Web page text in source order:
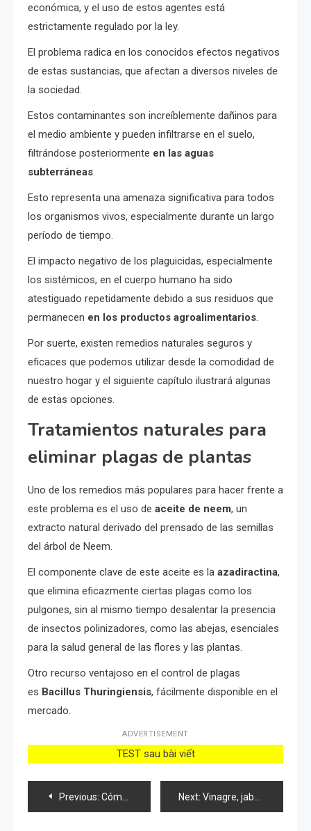
económica, y el uso de estos agentes está
estrictamente regulado por la ley.
El problema radica en los conocidos efectos negativos
de estas sustancias, que afectan a diversos niveles de
la sociedad.
Estos contaminantes son increíblemente dañinos para
el medio ambiente y pueden infiltrarse en el suelo,
filtrándose posteriormente en las aguas
subterráneas.
Esto representa una amenaza significativa para todos
los organismos vivos, especialmente durante un largo
período de tiempo.
El impacto negativo de los plaguicidas, especialmente
los sistémicos, en el cuerpo humano ha sido
atestiguado repetidamente debido a sus residuos que
permanecen en los productos agroalimentarios.
Por suerte, existen remedios naturales seguros y
eficaces que podemos utilizar desde la comodidad de
nuestro hogar y el siguiente capítulo ilustrará algunas
de estas opciones.
Tratamientos naturales para
eliminar plagas de plantas
Uno de los remedios más populares para hacer frente a
este problema es el uso de aceite de neem, un
extracto natural derivado del prensado de las semillas
del árbol de Neem.
El componente clave de este aceite es la azadiractina,
que elimina eficazmente ciertas plagas como los
pulgones, sin al mismo tiempo desalentar la presencia
de insectos polinizadores, como las abejas, esenciales
para la salud general de las flores y las plantas.
Otro recurso ventajoso en el control de plagas
es Bacillus Thuringiensis, fácilmente disponible en el
mercado.
ADVERTISEMENT
TEST sau bài viết
PostPrevious: Cómo alejar a los insectos de las plantas Next: Vinagre, jabón y sal: tres sencillos ingredientes para evitar que crezca la mala hierba en el jardín